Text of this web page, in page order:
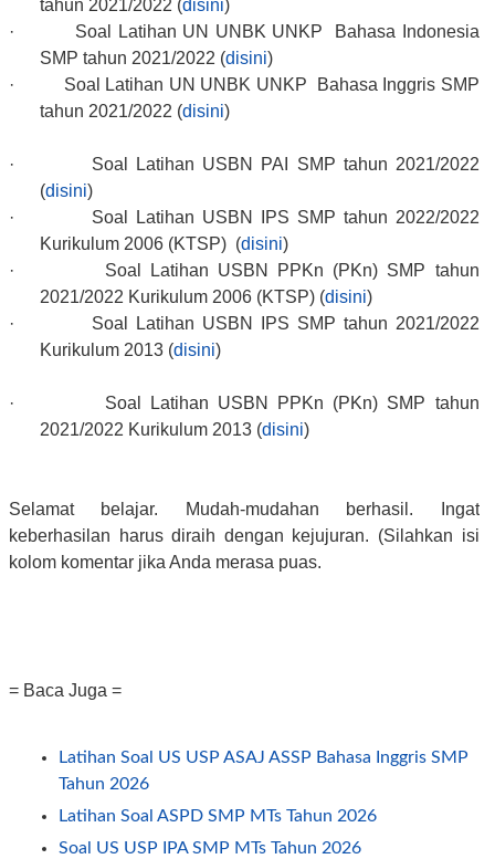
tahun 2021/2022 (disini)
·
Soal Latihan UN UNBK UNKP Bahasa Indonesia
SMP tahun 2021/2022 (disini)
·
Soal Latihan UN UNBK UNKP Bahasa Inggris SMP
tahun 2021/2022 (disini)
·
Soal Latihan USBN PAI SMP tahun 2021/2022
(disini)
·
Soal Latihan USBN IPS SMP tahun 2022/2022
Kurikulum 2006 (KTSP) (disini)
·
Soal Latihan USBN PPKn (PKn) SMP tahun
2021/2022 Kurikulum 2006 (KTSP) (disini)
·
Soal Latihan USBN IPS SMP tahun 2021/2022
Kurikulum 2013 (disini)
·
Soal Latihan USBN PPKn (PKn) SMP tahun
2021/2022 Kurikulum 2013 (disini)
Selamat belajar. Mudah-mudahan berhasil. Ingat
keberhasilan harus diraih dengan kejujuran. (Silahkan isi
kolom komentar jika Anda merasa puas.
= Baca Juga =
Latihan Soal US USP ASAJ ASSP Bahasa Inggris SMP
Tahun 2026
Latihan Soal ASPD SMP MTs Tahun 2026
Soal US USP IPA SMP MTs Tahun 2026